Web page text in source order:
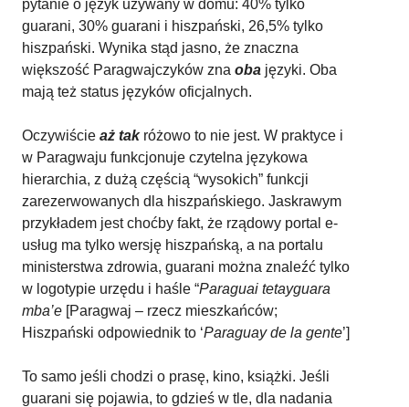
pytanie o język używany w domu: 40% tylko
guarani, 30% guarani i hiszpański, 26,5% tylko
hiszpański. Wynika stąd jasno, że znaczna
większość Paragwajczyków zna oba języki. Oba
mają też status języków oficjalnych.
Oczywiście aż tak różowo to nie jest. W praktyce i
w Paragwaju funkcjonuje czytelna językowa
hierarchia, z dużą częścią “wysokich” funkcji
zarezerwowanych dla hiszpańskiego. Jaskrawym
przykładem jest choćby fakt, że rządowy portal e-
usług ma tylko wersję hiszpańską, a na portalu
ministerstwa zdrowia, guarani można znaleźć tylko
w logotypie urzędu i haśle “Paraguai tetayguara
mba’e [Paragwaj – rzecz mieszkańców;
Hiszpański odpowiednik to ‘Paraguay de la gente’]
To samo jeśli chodzi o prasę, kino, książki. Jeśli
guarani się pojawia, to gdzieś w tle, dla nadania